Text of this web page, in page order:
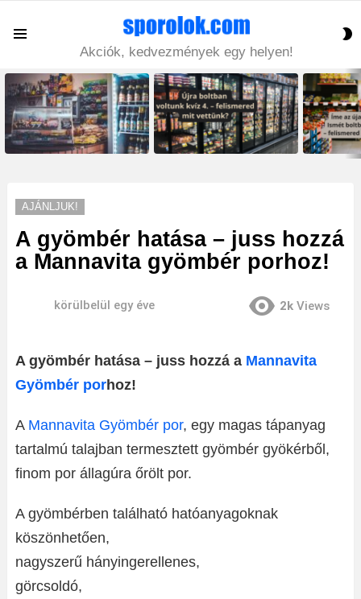
Akciók, kedvezmények egy helyen!
LATEST
STORIES
AJÁNLJUK!
A gyömbér hatása – juss hozzá
a Mannavita gyömbér porhoz!
körülbelül egy éve 2k Views
A gyömbér hatása – juss hozzá a Mannavita
Gyömbér porhoz!
A Mannavita Gyömbér por, egy magas tápanyag
tartalmú talajban termesztett gyömbér gyökérből,
finom por állagúra őrölt por.
A gyömbérben található hatóanyagoknak
köszönhetően,
nagyszerű hányingerellenes,
görcsoldó,